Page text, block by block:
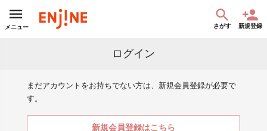
メニュー さがす 新規登録
ログイン
まだアカウントをお持ちでない方は、新規会員登録が必要で
す。
新規会員登録はこちら